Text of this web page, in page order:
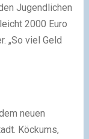
Jugendlichen
2000 Euro
„So viel Geld
neuen
Köckums,